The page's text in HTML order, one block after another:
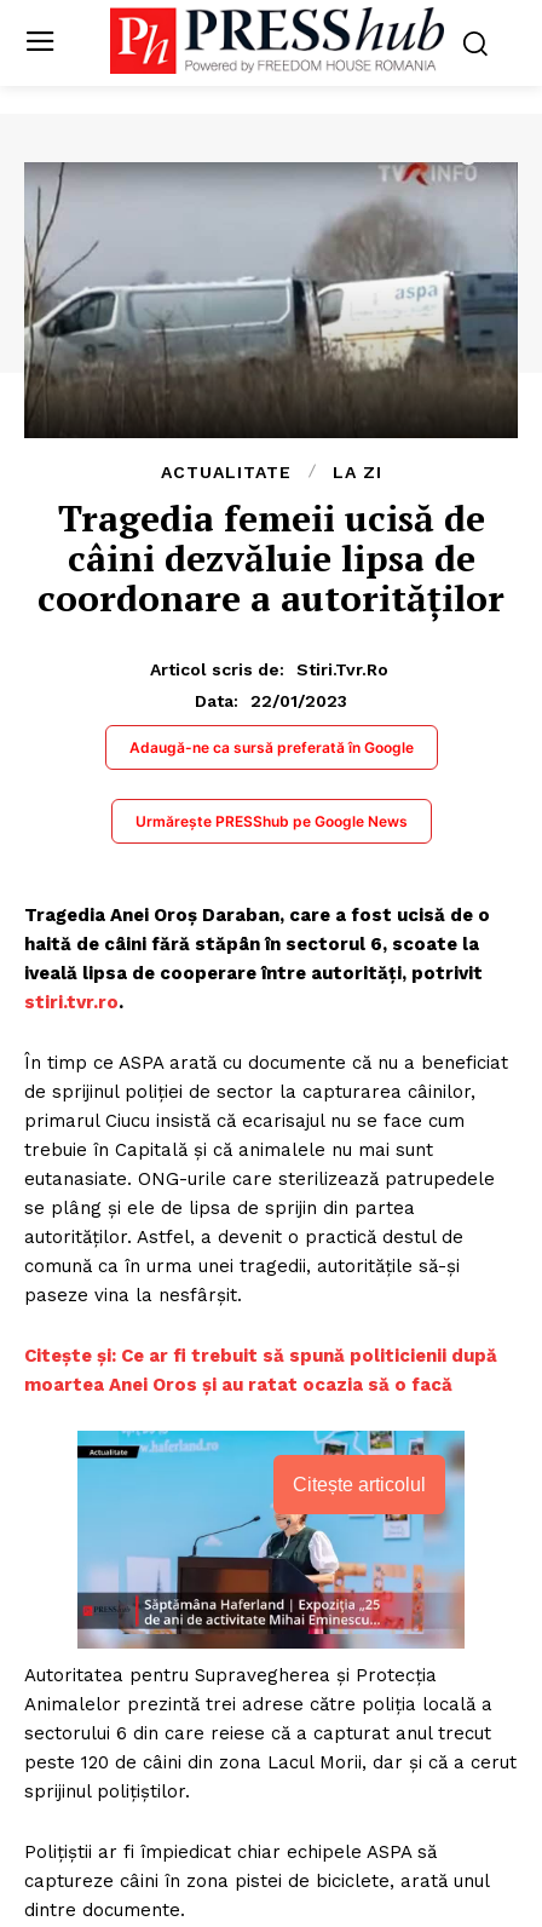
ACTUALITATE LA ZI
Tragedia femeii ucisă de
câini dezvăluie lipsa de
coordonare a autorităţilor
Articol scris de:
Stiri.tvr.ro
Data:
22/01/2023
Adaugă-ne ca sursă preferată în Google
Urmărește PRESShub pe Google News
Tragedia Anei Oroş Daraban, care a fost ucisă de o
haită de câini fără stăpân în sectorul 6, scoate la
iveală lipsa de cooperare între autorităţi, potrivit
stiri.tvr.ro.
În timp ce ASPA arată cu documente că nu a beneficiat
de sprijinul poliţiei de sector la capturarea câinilor,
primarul Ciucu insistă că ecarisajul nu se face cum
trebuie în Capitală şi că animalele nu mai sunt
eutanasiate. ONG-urile care sterilizează patrupedele
se plâng şi ele de lipsa de sprijin din partea
autorităţilor. Astfel, a devenit o practică destul de
comună ca în urma unei tragedii, autorităţile să-şi
paseze vina la nesfârşit.
Citește și: Ce ar fi trebuit să spună politicienii după
moartea Anei Oros și au ratat ocazia să o facă
Citește articolul
Autoritatea pentru Supravegherea şi Protecţia
Animalelor prezintă trei adrese către poliţia locală a
sectorului 6 din care reiese că a capturat anul trecut
peste 120 de câini din zona Lacul Morii, dar şi că a cerut
sprijinul poliţiştilor.
Poliţiştii ar fi împiedicat chiar echipele ASPA să
captureze câini în zona pistei de biciclete, arată unul
dintre documente.